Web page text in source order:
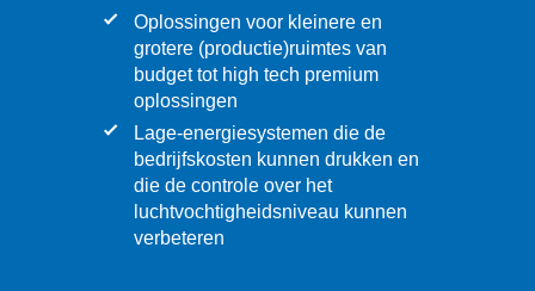
Oplossingen voor kleinere en
grotere (productie)ruimtes van
budget tot high tech premium
oplossingen
Lage-energiesystemen die de
bedrijfskosten kunnen drukken en
die de controle over het
luchtvochtigheidsniveau kunnen
verbeteren